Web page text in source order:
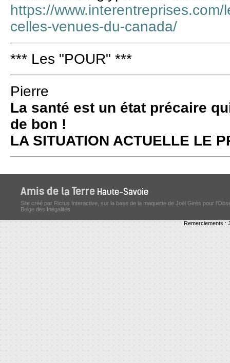
https://
celles-venues-du-canada/
*** Les "POUR" ***
Pierre
La santé est un état précaire
de bon !
LA SITUATION ACTUELLE LE
Site créé par Rictus Interactive, sur la base de la maquette de Joël Girès pour
Belge des Inégalités
Remerciements :